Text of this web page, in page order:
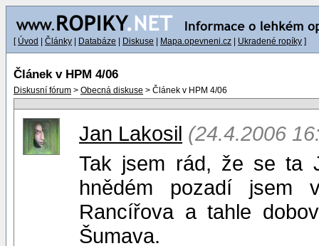
[ Úvod Články Databáze Diskuse Mapa.opevneni.cz Ukradené ropíky ]
Článek v HPM 4/06
Diskusní fórum > Obecná diskuse > Článek v HPM 4/06
Jan Lakosil (24.4.2006
Tak jsem rád, že se ta
hnědém pozadí jsem
Rancířova a tahle
Šumava.